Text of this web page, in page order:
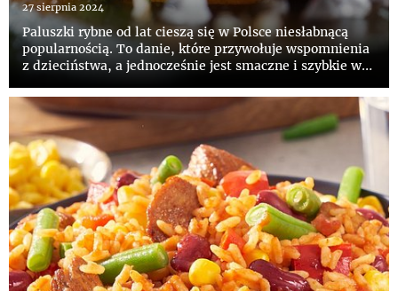
27 sierpnia 2024
Paluszki rybne od lat cieszą się w Polsce niesłabnącą
popularnością. To danie, które przywołuje wspomnienia
z dzieciństwa, a jednocześnie jest smaczne i szybkie w
rybny sprawiają, że są idealnym wyborem na każdą
okazję ...